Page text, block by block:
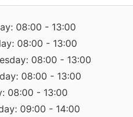
08:00 - 13:00
08:00 - 13:00
08:00 - 13:00
08:00 - 13:00
08:00 - 13:00
09:00 - 14:00